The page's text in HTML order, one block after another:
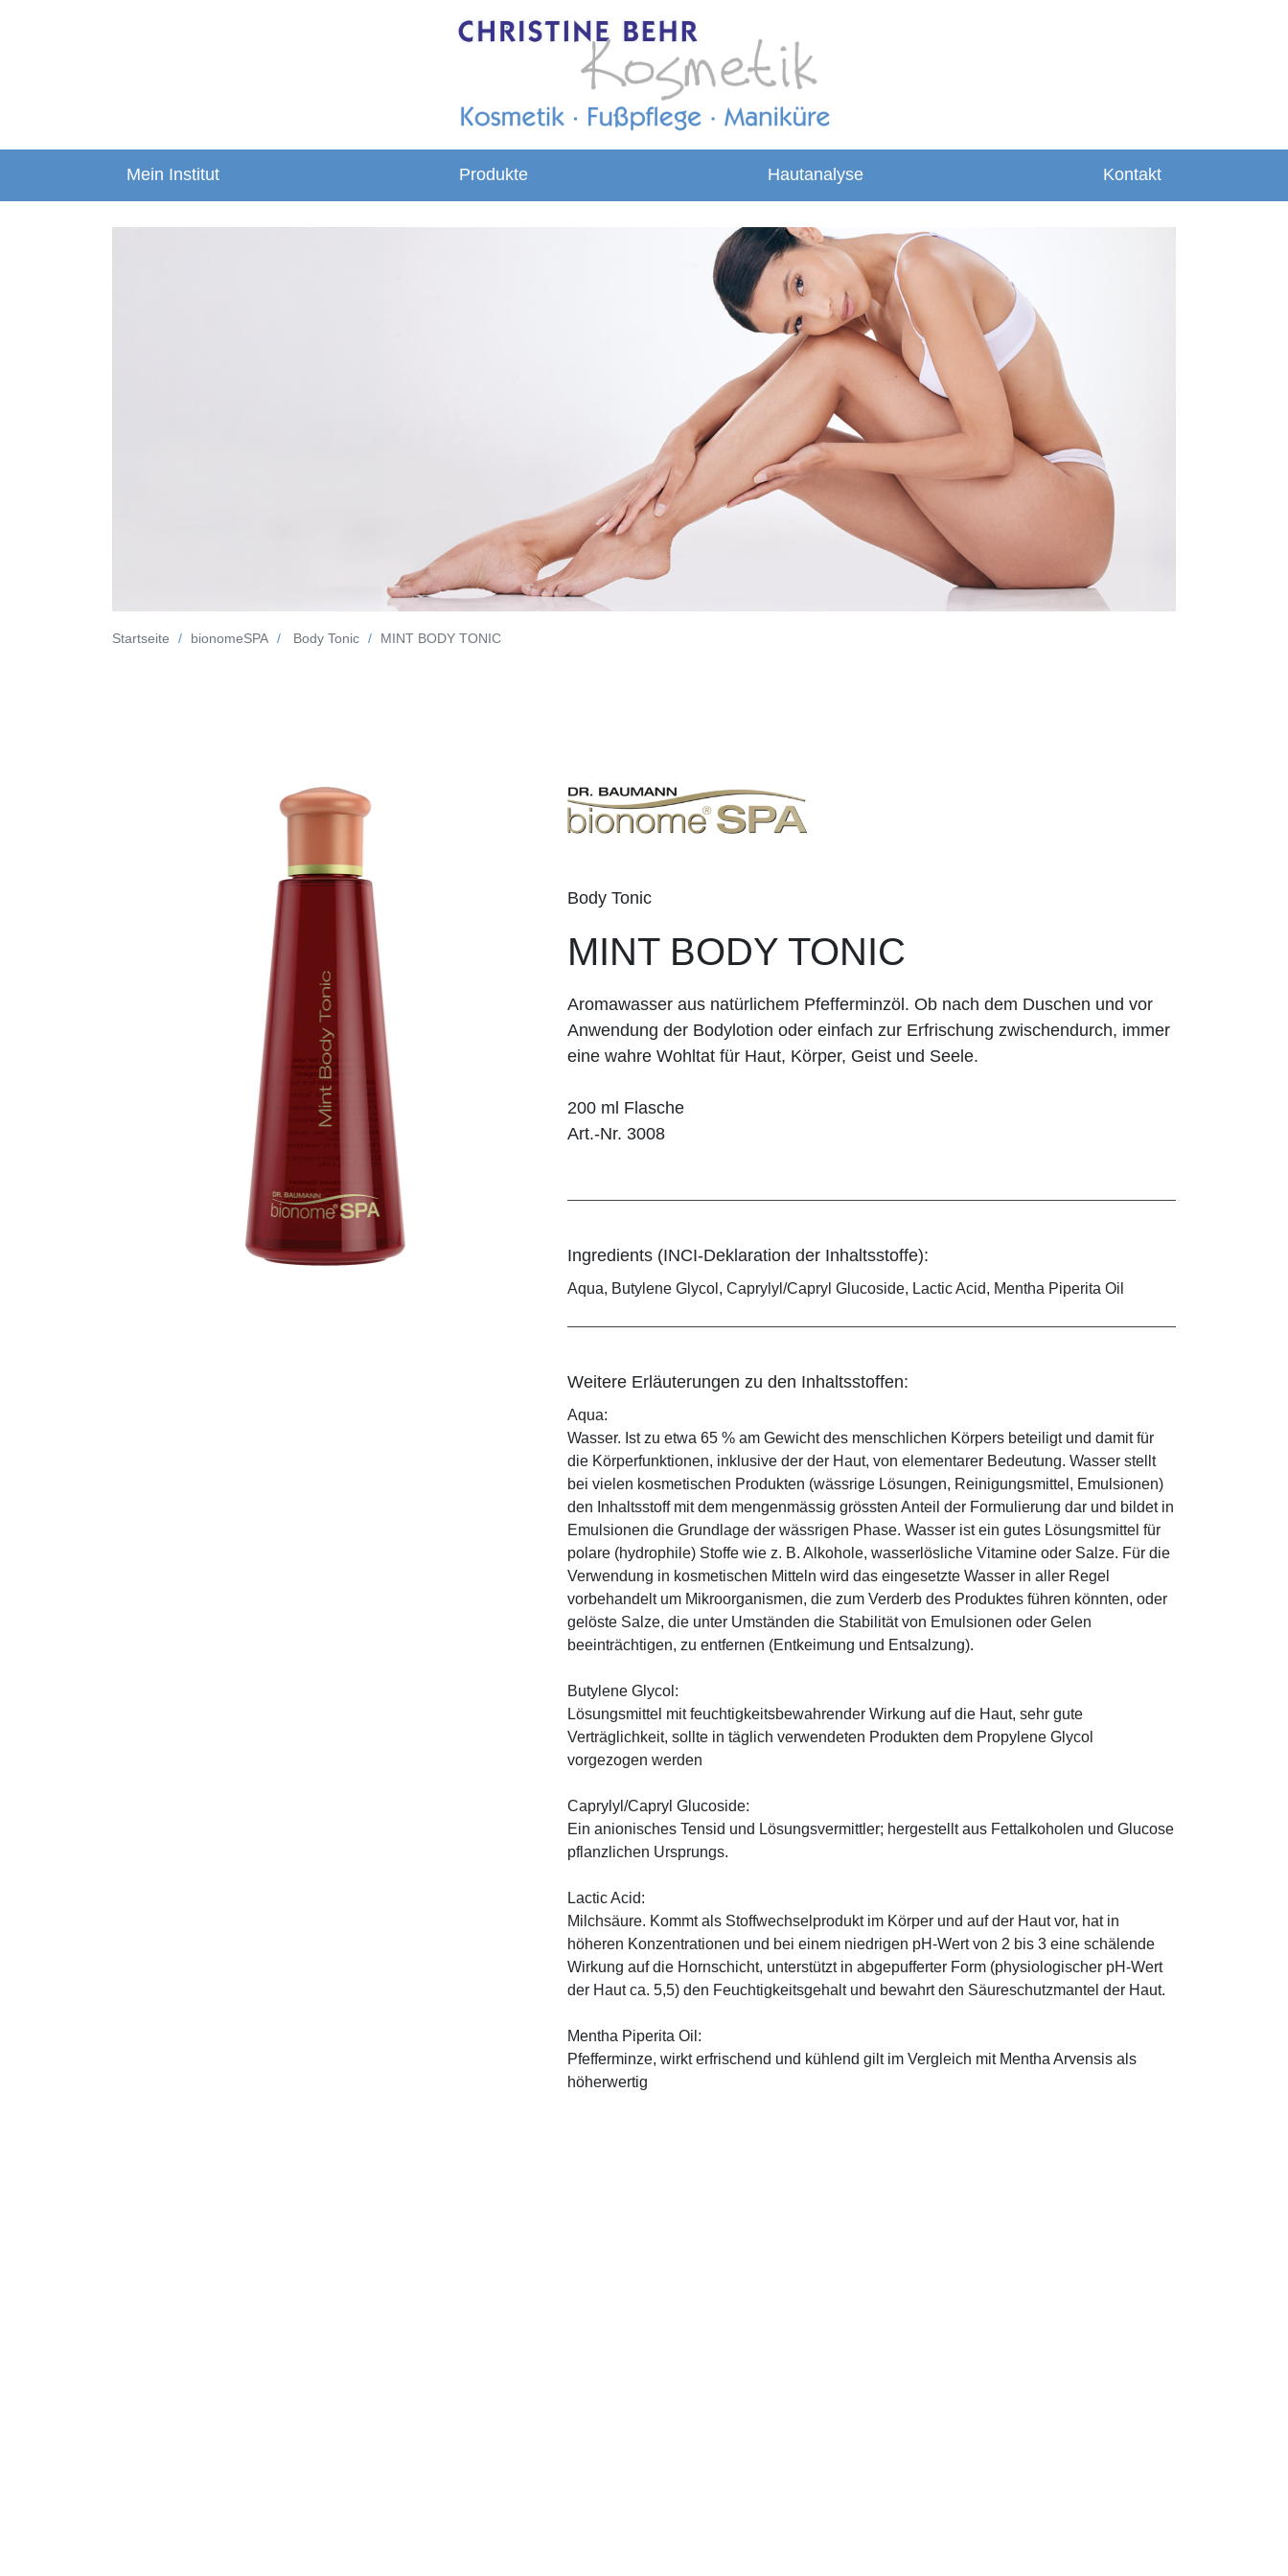
Mein Institut Produkte Hautanalyse Kontakt
Startseite bionomeSPA Body Tonic MINT BODY TONIC
Body Tonic
MINT BODY TONIC
Aromawasser aus natürlichem Pfefferminzöl. Ob nach dem Duschen und vor
Anwendung der Bodylotion oder einfach zur Erfrischung zwischendurch, immer
eine wahre Wohltat für Haut, Körper, Geist und Seele.
200 ml Flasche
Art.-Nr. 3008
Ingredients (INCI-Deklaration der Inhaltsstoffe):
Aqua, Butylene Glycol, Caprylyl/Capryl Glucoside, Lactic Acid, Mentha Piperita Oil
Weitere Erläuterungen zu den Inhaltsstoffen:
Aqua:
Wasser. Ist zu etwa 65 % am Gewicht des menschlichen Körpers beteiligt und damit für
die Körperfunktionen, inklusive der der Haut, von elementarer Bedeutung. Wasser stellt
bei vielen kosmetischen Produkten (wässrige Lösungen, Reinigungsmittel, Emulsionen)
den Inhaltsstoff mit dem mengenmässig grössten Anteil der Formulierung dar und bildet in
Emulsionen die Grundlage der wässrigen Phase. Wasser ist ein gutes Lösungsmittel für
polare (hydrophile) Stoffe wie z. B. Alkohole, wasserlösliche Vitamine oder Salze. Für die
Verwendung in kosmetischen Mitteln wird das eingesetzte Wasser in aller Regel
vorbehandelt um Mikroorganismen, die zum Verderb des Produktes führen könnten, oder
gelöste Salze, die unter Umständen die Stabilität von Emulsionen oder Gelen
beeinträchtigen, zu entfernen (Entkeimung und Entsalzung).
Butylene Glycol:
Lösungsmittel mit feuchtigkeitsbewahrender Wirkung auf die Haut, sehr gute
Verträglichkeit, sollte in täglich verwendeten Produkten dem Propylene Glycol
vorgezogen werden
Caprylyl/Capryl Glucoside:
Ein anionisches Tensid und Lösungsvermittler; hergestellt aus Fettalkoholen und Glucose
pflanzlichen Ursprungs.
Lactic Acid:
Milchsäure. Kommt als Stoffwechselprodukt im Körper und auf der Haut vor, hat in
höheren Konzentrationen und bei einem niedrigen pH-Wert von 2 bis 3 eine schälende
Wirkung auf die Hornschicht, unterstützt in abgepufferter Form (physiologischer pH-Wert
der Haut ca. 5,5) den Feuchtigkeitsgehalt und bewahrt den Säureschutzmantel der Haut.
Mentha Piperita Oil:
Pfefferminze, wirkt erfrischend und kühlend gilt im Vergleich mit Mentha Arvensis als
höherwertig